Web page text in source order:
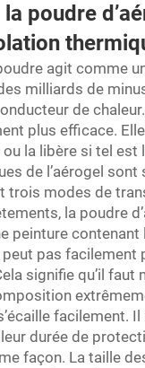
poudre
agit comme
milliards de
de
plus efficace.
la libère si tel est
de l’aérogel
trois modes de
la poudre
peinture contenant
pas facilement
signifie qu’il
facilement.
durée de
façon. La taille